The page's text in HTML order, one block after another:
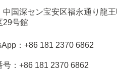
中国深セン宝安区福永通り龍王
29号館
：+86 181 2370 6862
号：+86 181 2370 6862